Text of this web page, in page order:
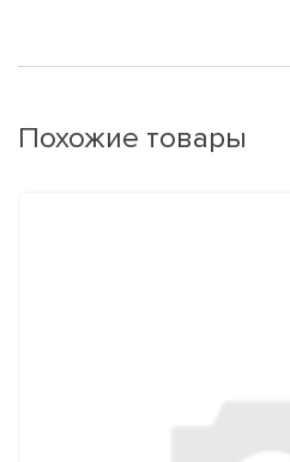
Похожие товары